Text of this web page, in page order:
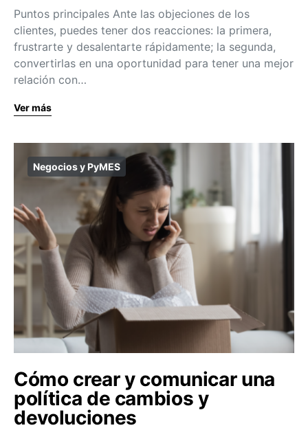
Puntos principales Ante las objeciones de los
clientes, puedes tener dos reacciones: la primera,
frustrarte y desalentarte rápidamente; la segunda,
convertirlas en una oportunidad para tener una mejor
relación con…
Ver más
Negocios y PyMES
Cómo crear y comunicar una
política de cambios y
devoluciones